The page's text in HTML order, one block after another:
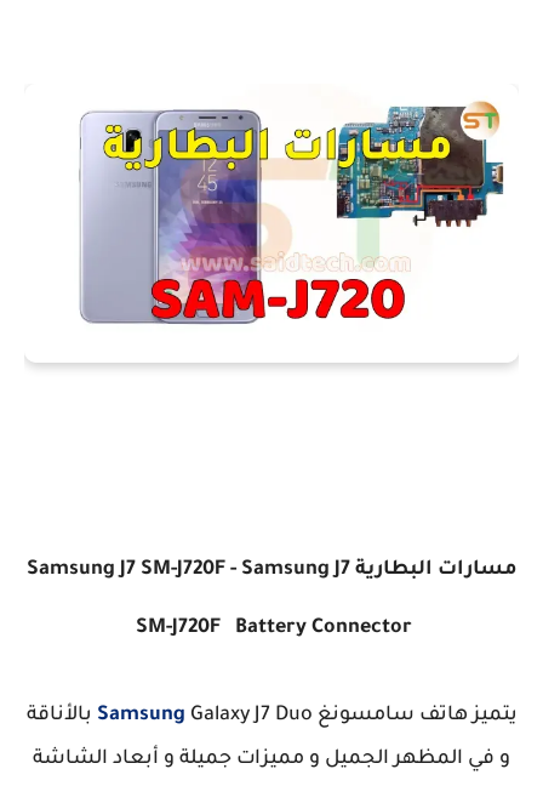
مسارات البطارية Samsung J7 SM-J720F - Samsung J7
SM-J720F Battery Connector
يتميز هاتف سامسونغ Samsung Galaxy J7 Duo بالأناقة
و في المظهر الجميل و مميزات جميلة و أبعاد الشاشة